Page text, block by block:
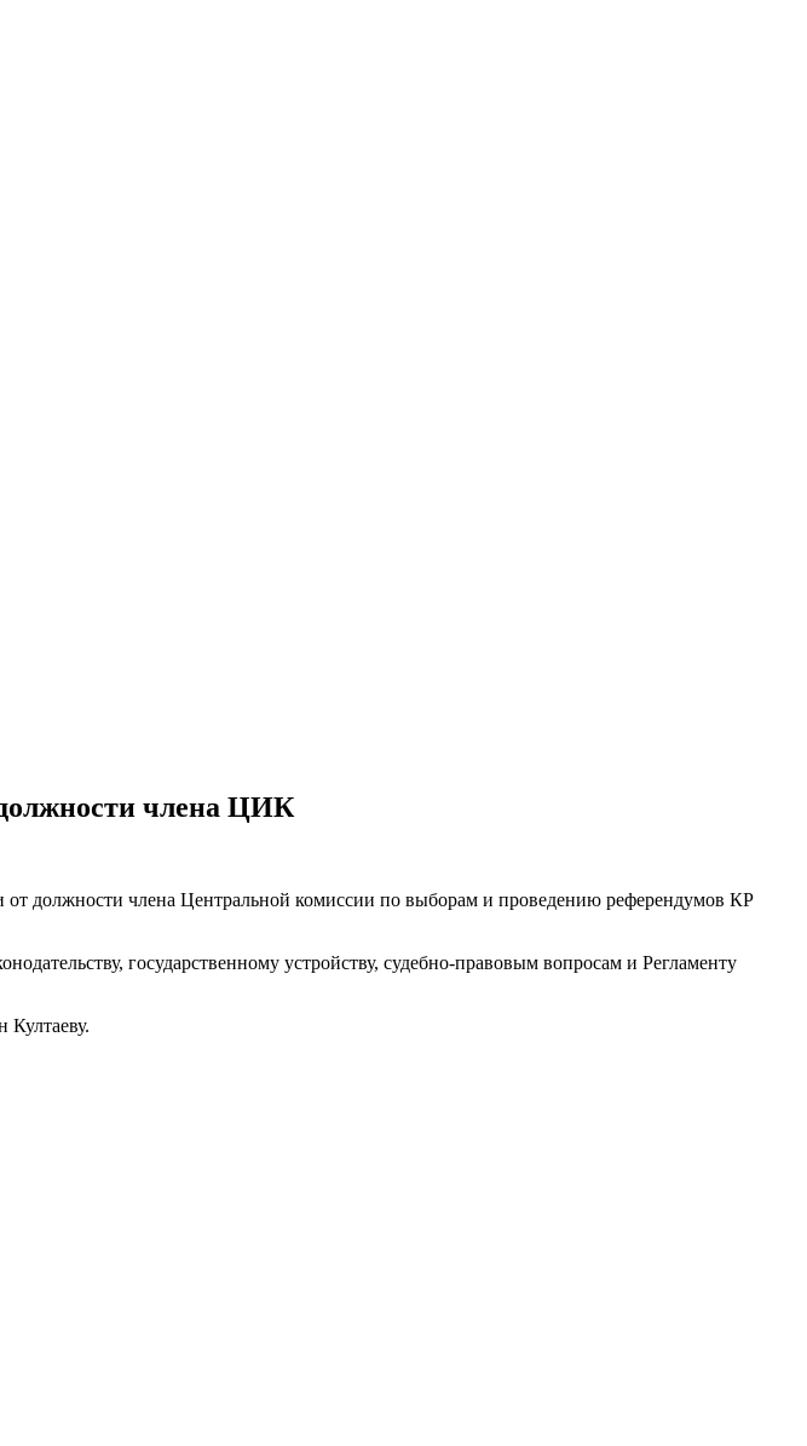
члена ЦИК
должности члена Центральной комиссии по выборам и проведению референдумов КР
государственному устройству, судебно-правовым вопросам и Регламенту